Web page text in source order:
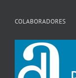
COLABORADORES